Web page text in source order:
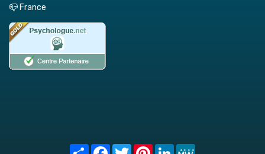
📪 France
Share FacebookTwitterPinterest
LinkedIn